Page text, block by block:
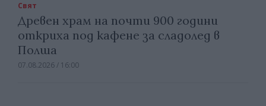
Свят
Древен храм на почти 900 години
откриха под кафене за сладолед в
Полша
07.08.2026 / 16:00